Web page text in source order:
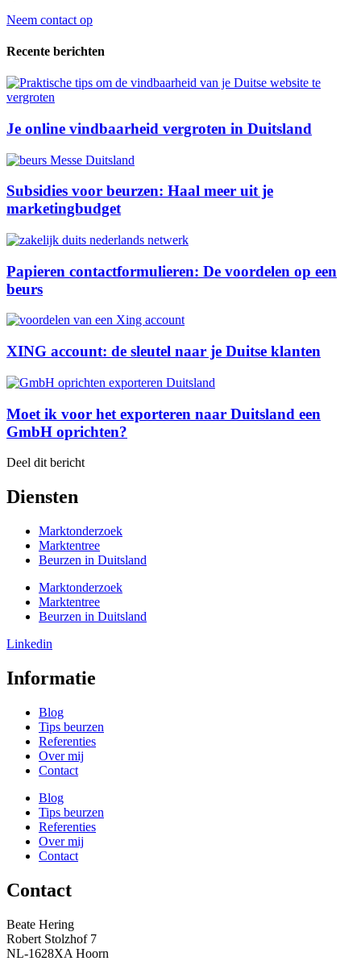
Neem contact op
Recente berichten
Je online vindbaarheid vergroten in Duitsland
Subsidies voor beurzen: Haal meer uit je
marketingbudget
Papieren contactformulieren: De voordelen op een
beurs
XING account: de sleutel naar je Duitse klanten
Moet ik voor het exporteren naar Duitsland een
GmbH oprichten?
Deel dit bericht
Diensten
Marktonderzoek
Marktentree
Beurzen in Duitsland
Marktonderzoek
Marktentree
Beurzen in Duitsland
Linkedin
Informatie
Blog
Tips beurzen
Referenties
Over mij
Contact
Blog
Tips beurzen
Referenties
Over mij
Contact
Contact
Beate Hering
Robert Stolzhof 7
NL-1628XA Hoorn